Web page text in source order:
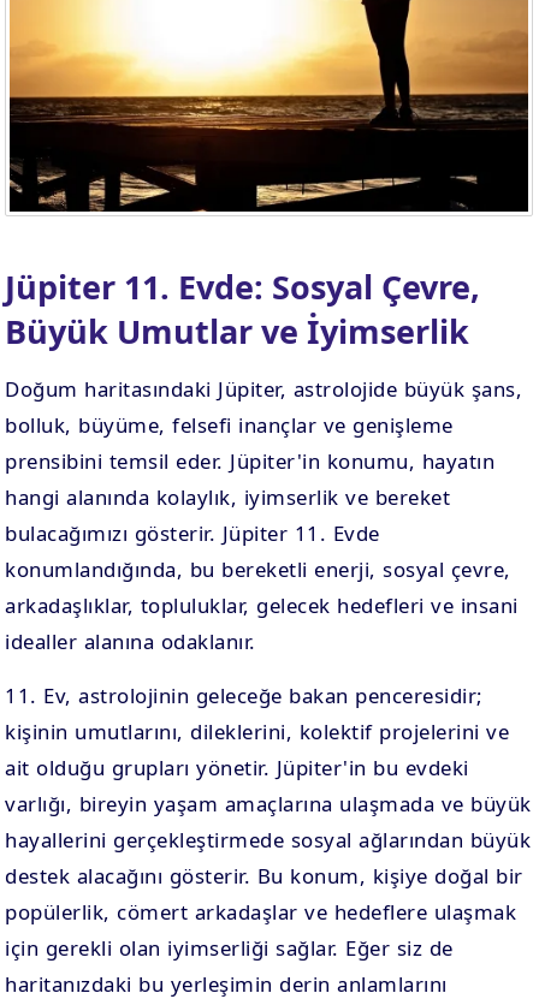
EV4. EV
EV10. EV
Jüpiter 11. Evde: Sosyal Çevre,
Büyük Umutlar ve İyimserlik
Doğum haritasındaki Jüpiter, astrolojide büyük şans,
bolluk, büyüme, felsefi inançlar ve genişleme
prensibini temsil eder. Jüpiter'in konumu, hayatın
hangi alanında kolaylık, iyimserlik ve bereket
bulacağımızı gösterir. Jüpiter 11. Evde
konumlandığında, bu bereketli enerji, sosyal çevre,
arkadaşlıklar, topluluklar, gelecek hedefleri ve insani
idealler alanına odaklanır.
11. Ev, astrolojinin geleceğe bakan penceresidir;
kişinin umutlarını, dileklerini, kolektif projelerini ve
ait olduğu grupları yönetir. Jüpiter'in bu evdeki
varlığı, bireyin yaşam amaçlarına ulaşmada ve büyük
hayallerini gerçekleştirmede sosyal ağlarından büyük
destek alacağını gösterir. Bu konum, kişiye doğal bir
popülerlik, cömert arkadaşlar ve hedeflere ulaşmak
için gerekli olan iyimserliği sağlar. Eğer siz de
haritanızdaki bu yerleşimin derin anlamlarını